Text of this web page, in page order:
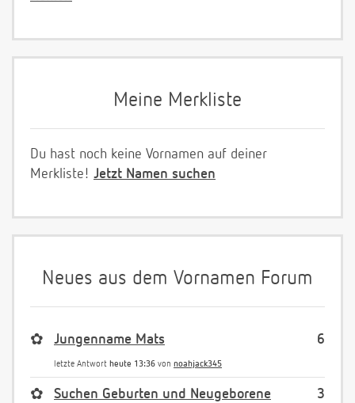
Meine Merkliste
Du hast noch keine Vornamen auf deiner
Merkliste! Jetzt Namen suchen
Neues aus dem Vornamen Forum
6
✿ Jungenname Mats
letzte Antwort heute 13:36 von noahjack345
3
✿
Suchen Geburten und Neugeborene